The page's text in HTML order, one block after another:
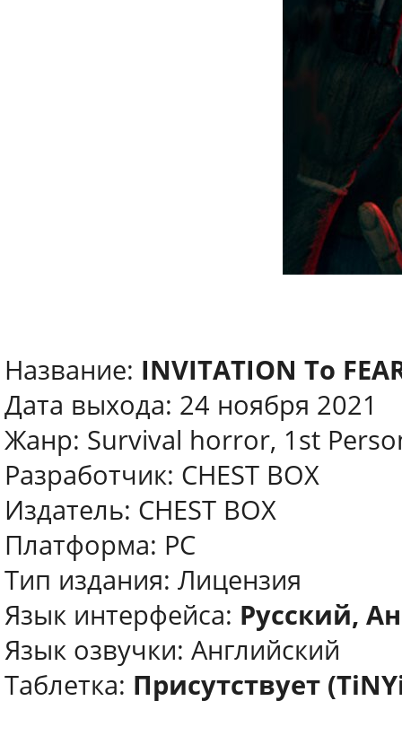
Название: INVITATION To
Дата выхода: 24 ноября 2021
Жанр: Survival horror, 1st
Разработчик: CHEST BOX
Издатель: CHEST BOX
Платформа: PC
Тип издания: Лицензия
Язык интерфейса: Русский,
Язык озвучки: Английский
Таблетка: Присутствует